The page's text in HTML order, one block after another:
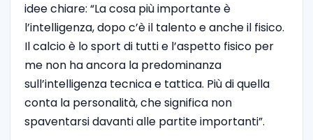
idee chiare: “La cosa più importante è
l’intelligenza, dopo c’è il talento e anche il fisico.
Il calcio è lo sport di tutti e l’aspetto fisico per
me non ha ancora la predominanza
sull’intelligenza tecnica e tattica. Più di quella
conta la personalità, che significa non
spaventarsi davanti alle partite importanti”.